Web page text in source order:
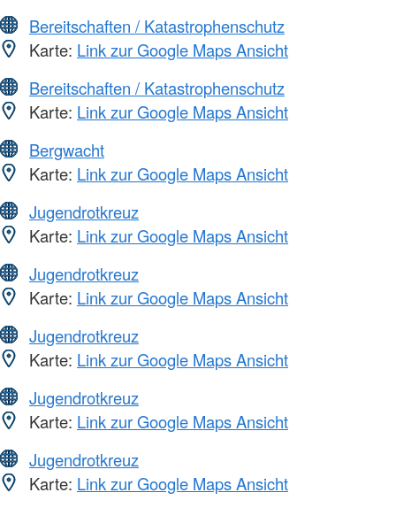
Bereitschaften / Katastrophenschutz
Karte: Link zur Google Maps Ansicht
Bereitschaften / Katastrophenschutz
Karte: Link zur Google Maps Ansicht
Bergwacht
Karte: Link zur Google Maps Ansicht
Jugendrotkreuz
Karte: Link zur Google Maps Ansicht
Jugendrotkreuz
Karte: Link zur Google Maps Ansicht
Jugendrotkreuz
Karte: Link zur Google Maps Ansicht
Jugendrotkreuz
Karte: Link zur Google Maps Ansicht
Jugendrotkreuz
Karte: Link zur Google Maps Ansicht